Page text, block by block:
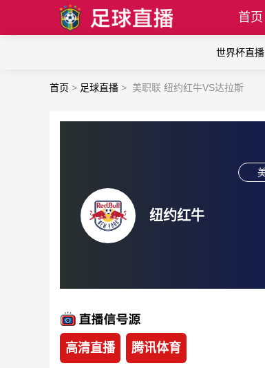
首页
世界杯直播
首页 > 足球直播 > 美职联 纽约红牛VS达拉斯
纽约红牛
高清直播 腾讯体育